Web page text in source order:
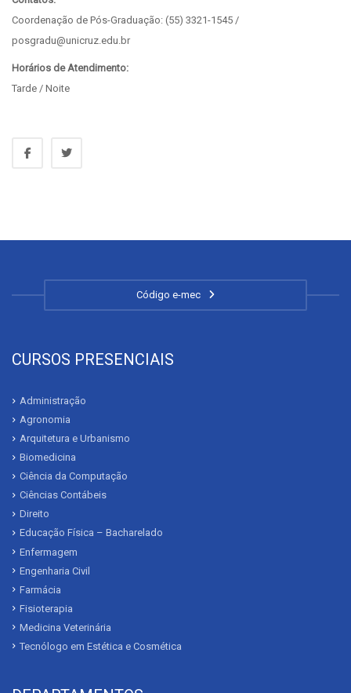
Coordenação de Pós-Graduação: (55) 3321-1545 /
posgradu@unicruz.edu.br
Horários de Atendimento:
Tarde / Noite
Código e-mec
CURSOS PRESENCIAIS
Administração
Agronomia
Arquitetura e Urbanismo
Biomedicina
Ciência da Computação
Ciências Contábeis
Direito
Educação Física – Bacharelado
Enfermagem
Engenharia Civil
Farmácia
Fisioterapia
Medicina Veterinária
Tecnólogo em Estética e Cosmética